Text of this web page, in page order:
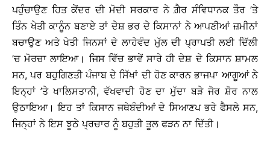
ਪਹੁੰਚਾਉਣ ਹਿਤ ਕੇਂਦਰ ਦੀ ਮੋਦੀ ਸਰਕਾਰ ਨੇ ਗ਼ੈਰ ਸੰਵਿਧਾਨਕ ਤੌਰ ’ਤੇ
ਤਿੰਨ ਖੇਤੀ ਕਾਨੂੰਨ ਬਣਾਏ ਤਾਂ ਦੇਸ਼ ਭਰ ਦੇ ਕਿਸਾਨਾਂ ਨੇ ਆਪਣੀਆਂ ਜ਼ਮੀਨਾਂ
ਬਚਾਉਣ ਅਤੇ ਖੇਤੀ ਜਿਨਸਾਂ ਦੇ ਲਾਹੇਵੰਦ ਮੁੱਲ ਦੀ ਪ੍ਰਾਪਤੀ ਲਈ ਦਿੱਲੀ
’ਚ ਮੋਰਚਾ ਲਾਇਆ। ਜਿਸ ਵਿੱਚ ਭਾਵੇਂ ਸਾਰੇ ਹੀ ਦੇਸ਼ ਦੇ ਕਿਸਾਨ ਸ਼ਾਮਲ
ਸਨ, ਪਰ ਬਹੁਗਿਣਤੀ ਪੰਜਾਬ ਦੇ ਸਿੱਖਾਂ ਦੀ ਹੋਣ ਕਾਰਨ ਭਾਜਪਾ ਆਗੂਆਂ ਨੇ
ਇਨ੍ਹਾਂ ’ਤੇ ਖਾਲਿਸਤਾਨੀ, ਵੱਖਵਾਦੀ ਹੋਣ ਦਾ ਮੁੱਦਾ ਬੜੇ ਜੋਰ ਸ਼ੋਰ ਨਾਲ
ਉਠਾਇਆ। ਇਹ ਤਾਂ ਕਿਸਾਨ ਜਥੇਬੰਦੀਆਂ ਦੇ ਸਿਆਣਪ ਭਰੇ ਫੈਸਲੇ ਸਨ,
ਜਿਨ੍ਹਾਂ ਨੇ ਇਸ ਝੂਠੇ ਪ੍ਰਚਾਰ ਨੂੰ ਬਹੁਤੀ ਤੂਲ ਫੜਨ ਨਾ ਦਿੱਤੀ।